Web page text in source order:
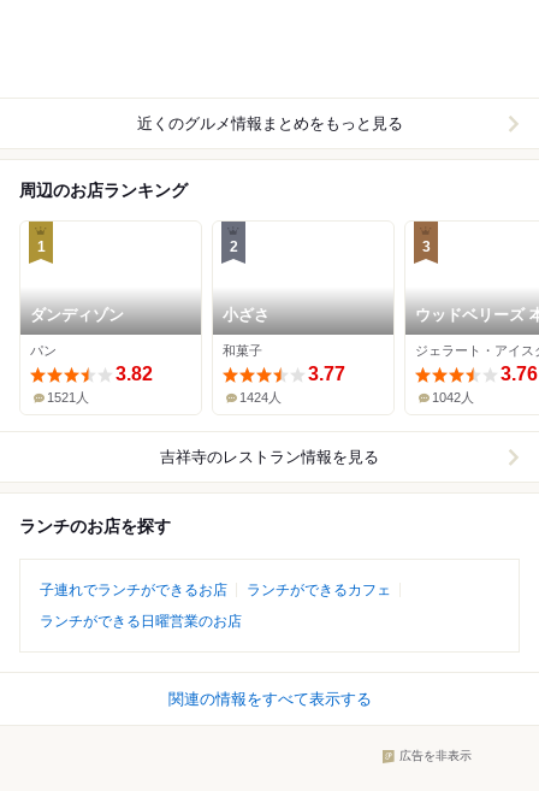
近くのグルメ情報まとめをもっと見る
周辺のお店ランキング
1
ダンディゾン
パン
3.82
1521人
2
小ざさ
和菓子
3.77
1424人
3
ウッドベリーズ
3.76
1042人
吉祥寺のレストラン情報を見る
ランチのお店を探す
子連れでランチができるお店
ランチができるカフェ
ランチができる日曜営業のお店
関連の情報をすべて表示する
広告を非表示